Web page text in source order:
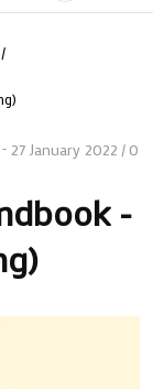
/
27 January 2022 / 0
-